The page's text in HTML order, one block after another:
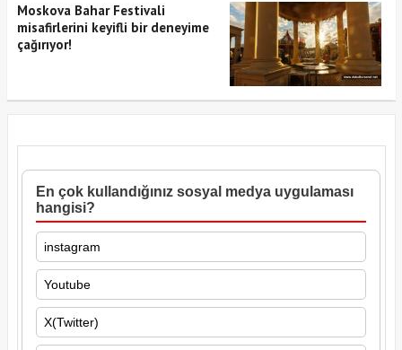
Moskova Bahar Festivali
misafirlerini keyifli bir deneyime
çağırıyor!
En çok kullandığınız sosyal medya uygulaması
hangisi?
instagram
Youtube
X(Twitter)